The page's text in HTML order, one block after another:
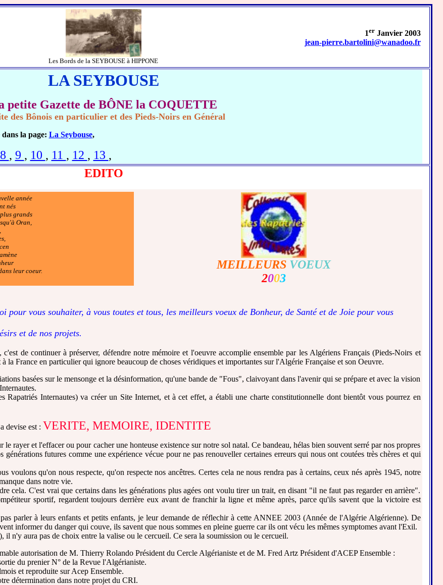
Les Bords de la SEYBOUSE à HIPPONE
1erJanvier 2003
jean-pierre.bartolini@wanadoo.fr
LA SEYBOUSE
petite Gazette de BÔNE la COQUETTE
des Bônois en particulier et des Pieds-Noirs en Général
la page: La Seybouse,
8 , 9 , 10 , 11 , 12 , 13 ,
EDITO
année
nés
grands
Oran,
leur coeur.
MEILLEURS VOEUX
2003
pour vous souhaiter, à vous toutes et tous, les meilleurs voeux de Bonheur, de Santé et de Joie pour vous
et de nos projets.
de continuer à préserver, défendre notre mémoire et l'oeuvre accomplie ensemble par les Algériens Français (Pieds-Noirs et
la France en particulier qui ignore beaucoup de choses véridiques et importantes sur l'Algérie Française et son Oeuvre.
basées sur le mensonge et la désinformation, qu'une bande de "Fous", claivoyant dans l'avenir qui se prépare et avec la vision
Internautes) va créer un Site Internet, et à cet effet, a établi une charte constitutionnelle dont bientôt vous pourrez en
devise est : VERITE, MEMOIRE, IDENTITE
rayer et l'effacer ou pour cacher une honteuse existence sur notre sol natal. Ce bandeau, hélas bien souvent serré par nos propres
futures comme une expérience vécue pour ne pas renouveller certaines erreurs qui nous ont coutées très chères et qui
voulons qu'on nous respecte, qu'on respecte nos ancêtres. Certes cela ne nous rendra pas à certains, ceux nés après 1945, notre
dans notre vie.
cela. C'est vrai que certains dans les générations plus agées ont voulu tirer un trait, en disant "il ne faut pas regarder en arrière".
sportif, regardent toujours derrière eux avant de franchir la ligne et même après, parce qu'ils savent que la victoire est
parler à leurs enfants et petits enfants, je leur demande de réflechir à cette ANNEE 2003 (Année de l'Algérie Algérienne). De
informer du danger qui couve, ils savent que nous sommes en pleine guerre car ils ont vécu les mêmes symptomes avant l'Exil.
n'y aura pas de choix entre la valise ou le cercueil. Ce sera la soumission ou le cercueil.
autorisation de M. Thierry Rolando Président du Cercle Algérianiste et de M. Fred Artz Président d'ACEP Ensemble :
du prenier N° de la Revue l'Algérianiste.
et reproduite sur Acep Ensemble.
détermination dans notre projet du CRI.